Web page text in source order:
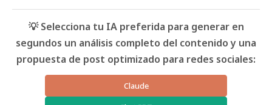
💡 Selecciona tu IA preferida para generar en
segundos un análisis completo del contenido y una
propuesta de post optimizado para redes sociales:
Claude